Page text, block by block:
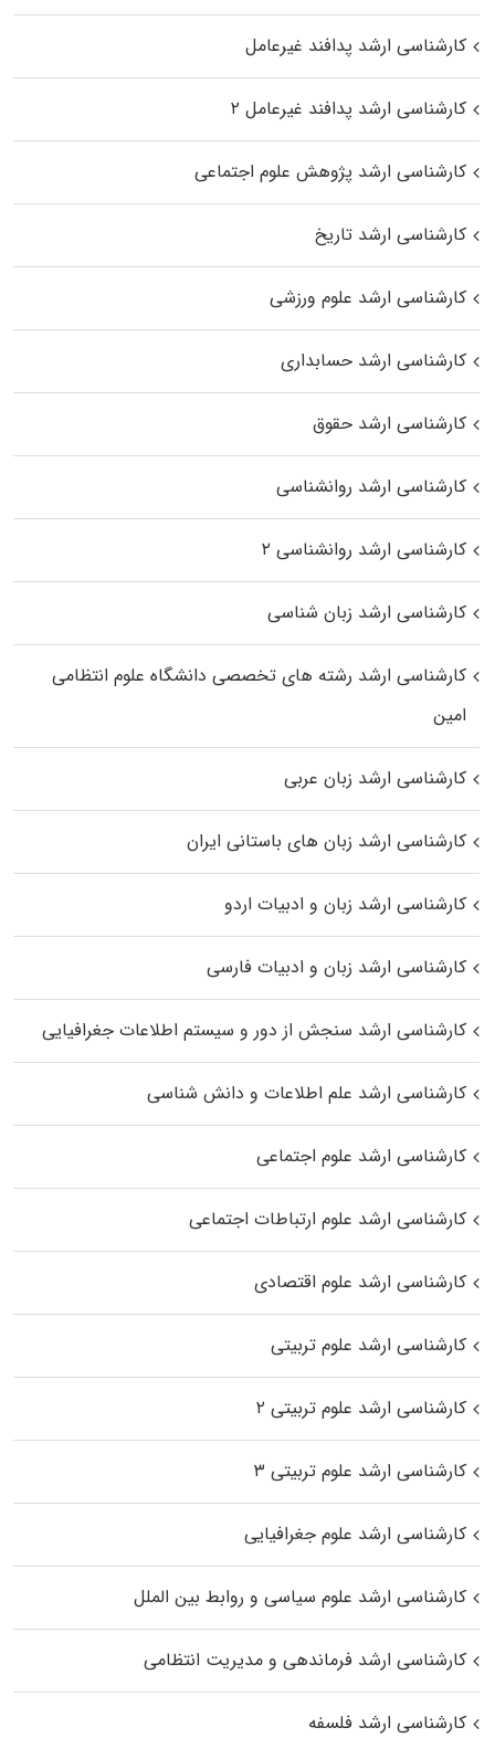
کارشناسی ارشد پدافند غیرعامل
کارشناسی ارشد پدافند غیرعامل ۲
کارشناسی ارشد پژوهش علوم اجتماعی
کارشناسی ارشد تاریخ
کارشناسی ارشد علوم ورزشی
کارشناسی ارشد حسابداری
کارشناسی ارشد حقوق
کارشناسی ارشد روانشناسی
کارشناسی ارشد روانشناسی ۲
کارشناسی ارشد زبان شناسی
کارشناسی ارشد رﺷﺘﻪ ﻫﺎی تخصصی داﻧﺸﮕﺎه ﻋﻠﻮم انتظامی
اﻣﻴﻦ
کارشناسی ارشد زبان عربی
کارشناسی ارشد زبان‌ های باستانی ایران
کارشناسی ارشد زبان و ادبیات اردو
کارشناسی ارشد زبان و ادبیات فارسی
کارشناسی ارشد سنجش از دور و سیستم اطلاعات جغرافیایی
کارشناسی ارشد علم اطلاعات و دانش شناسی
کارشناسی ارشد علوم اجتماعی
کارشناسی ارشد علوم ارتباطات اجتماعی
کارشناسی ارشد علوم اقتصادی
کارشناسی ارشد علوم تربیتی
کارشناسی ارشد علوم تربیتی ۲
کارشناسی ارشد علوم تربیتی ۳
کارشناسی ارشد علوم جغرافیایی
کارشناسی ارشد علوم سیاسی و روابط بین الملل
کارشناسی ارشد فرماندهی و مدیریت انتظامی
کارشناسی ارشد فلسفه